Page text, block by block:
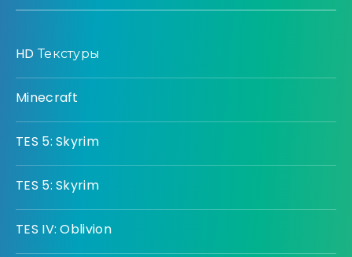
HD Текстуры
Minecraft
TES 5: Skyrim
TES 5: Skyrim
TES IV: Oblivion